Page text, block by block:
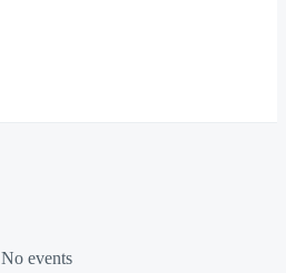
No events